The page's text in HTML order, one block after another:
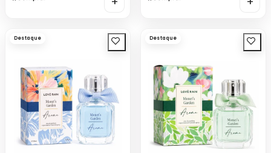
Destaque Destaque